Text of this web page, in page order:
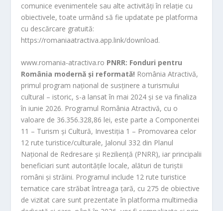
comunice evenimentele sau alte activități în relație cu
obiectivele, toate urmând să fie updatate pe platforma
cu descărcare gratuită:
https://romaniaatractiva.app.link/download.
www.romania-atractiva.ro PNRR: Fonduri pentru
România modernă și reformată! România Atractivă,
primul program național de susținere a turismului
cultural – istoric, s-a lansat în mai 2024 și se va finaliza
în iunie 2026. Programul România Atractivă, cu o
valoare de 36.356.328,86 lei, este parte a Componentei
11 – Turism și Cultură, Investiția 1 – Promovarea celor
12 rute turistice/culturale, Jalonul 332 din Planul
Național de Redresare și Reziliență (PNRR), iar principalii
beneficiari sunt autoritățile locale, alături de turiștii
români și străini. Programul include 12 rute turistice
tematice care străbat întreaga țară, cu 275 de obiective
de vizitat care sunt prezentate în platforma multimedia